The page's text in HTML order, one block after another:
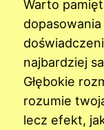
Warto
najbardziej
Głębokie
rozumie
lecz efekt,